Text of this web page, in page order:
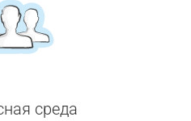
среда